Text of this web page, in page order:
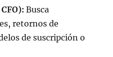
Busca
retornos de
de suscripción o